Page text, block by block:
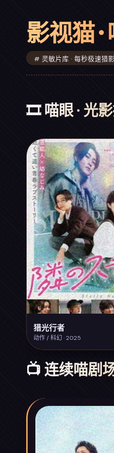
影视猫
# 灵敏片库 · 每秒极速猎影
🎞️ 喵眼 · 光
猎光行者
动作 / 科幻 · 2025
📺 连续喵剧